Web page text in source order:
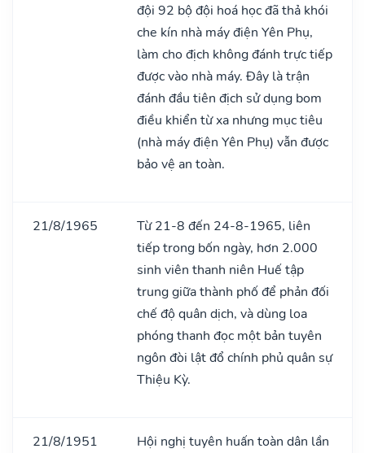
đội 92 bộ đội hoá học đã thả khói
che kín nhà máy điện Yên Phụ,
làm cho địch không đánh trực tiếp
được vào nhà máy. Đây là trận
đánh đầu tiên địch sử dụng bom
điều khiển từ xa nhưng mục tiêu
(nhà máy điện Yên Phụ) vẫn được
bảo vệ an toàn.
21/8/1965
Từ 21-8 đến 24-8-1965, liên
tiếp trong bốn ngày, hơn 2.000
sinh viên thanh niên Huế tập
trung giữa thành phố để phản đối
chế độ quân dịch, và dùng loa
phóng thanh đọc một bản tuyên
ngôn đòi lật đổ chính phủ quân sự
Thiệu Kỳ.
21/8/1951
Hội nghị tuyên huấn toàn dân lần